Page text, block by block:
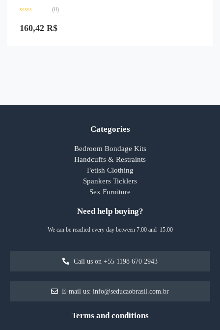
0
de
(0)
160,42 R$
Categories
Bedroom Bondage Kits
Handcuffs & Restraints
Fetish Clothing
Spankers Ticklers
Sex Furniture
Need help buying?
We can be reached every day between 7:00 and 15:00
Call us on +55 1198 670 2943
E-mail us: info@seducaobrasil.com.br
Terms and conditions